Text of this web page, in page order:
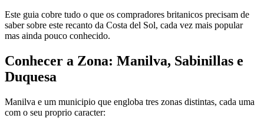
Este guia cobre tudo o que os compradores britanicos precisam de
saber sobre este recanto da Costa del Sol, cada vez mais popular
mas ainda pouco conhecido.
Conhecer a Zona: Manilva, Sabinillas e
Duquesa
Manilva e um municipio que engloba tres zonas distintas, cada uma
com o seu proprio caracter: